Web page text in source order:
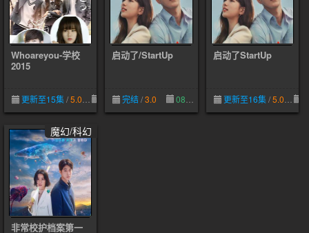
Whoareyou-学校
2015
更新至15集/5.0 08-05
启动了/StartUp
完结/3.0 08-05
启动了StartUp
更新至16集/5.0
魔幻/科幻
非常校护档案第一